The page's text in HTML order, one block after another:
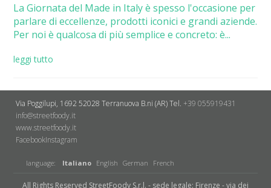
La Giornata del Made in Italy è spesso l'occasione per
parlare di eccellenze, prodotti iconici e grandi aziende.
Per noi è qualcosa di più semplice e concreto: è...
leggi tutto
Via Poggilupi, 1692 52028 Terranuova B.ni (AR)Tel. +39 055919431
info@streetfoody.it
www.streetfoody.it
Facebook​Instagram
language: Italiano English German French
All Rights Reserved StreetFoody S.r.l. - sede legale: Firenze - via dei